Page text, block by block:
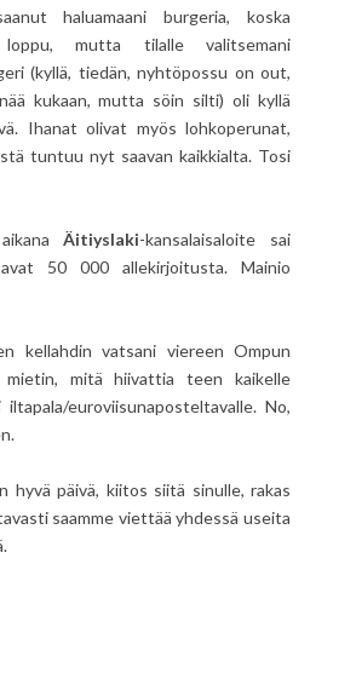
haluamaani burgeria, koska
mutta tilalle valitsemani
(kyllä, tiedän, nyhtöpossu on out,
kukaan, mutta söin silti) oli kyllä
Ihanat olivat myös lohkoperunat,
tuntuu nyt saavan kaikkialta. Tosi
aikanaÄitiyslaki-kansalaisaloite sai
50 000 allekirjoitusta. Mainio
kellahdin vatsani viereen Ompun
mitä hiivattia teen kaikelle
iltapala/euroviisunaposteltavalle. No,
hyvä päivä, kiitos siitä sinulle, rakas
saamme viettää yhdessä useita